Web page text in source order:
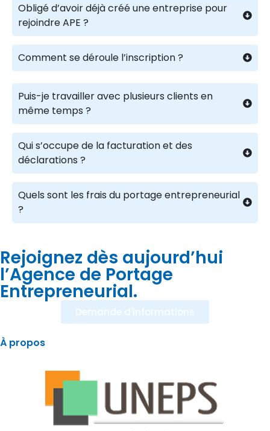
Obligé d’avoir déjà créé une entreprise pour
rejoindre APE ?
Comment se déroule l’inscription ?
Puis-je travailler avec plusieurs clients en
même temps ?
Qui s’occupe de la facturation et des
déclarations ?
Quels sont les frais du portage entrepreneurial
?
Rejoignez dès aujourd’hui
l’Agence de Portage
Entrepreneurial.
Demande d'informations
À propos